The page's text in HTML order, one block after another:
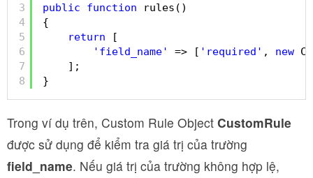
3
4
5
6
7
8
public function
rules()
{
return
[
'field_name'
=> [ 'required' , new
];
}
Trong ví dụ trên, Custom Rule Object CustomRule
được sử dụng để kiểm tra giá trị của trường
field_name. Nếu giá trị của trường không hợp lệ,